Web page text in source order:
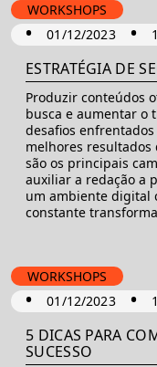
WORKSHOPS
• 01/12/2023 •
ESTRATÉGIA DE
Produzir conteúdos
busca e aumentar o
desafios
melhores
são os principais
auxiliar a redação a
um ambiente digital
constante
WORKSHOPS
• 01/12/2023 •
5 DICAS PARA
SUCESSO